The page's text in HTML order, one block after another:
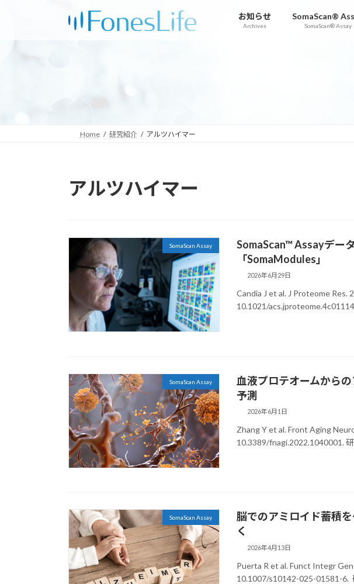
お知らせ
Archives
SomaScan®
SomaScan® Assay
Home 研究紹介 アルツハイマー
アルツハイマー
SomaScan Assay
SomaScan™ Assayデー
「SomaModules」
2026年6月29日
Candia J et al. J Proteome Res.
10.1021/
SomaScan Assay
血液プロテオームから
予測
2026年6月1日
Zhang Y et al. Front Aging
10.3389/fnagi.2022.1040001.
SomaScan Assay
脳でのアミロイド蓄積
く
2026年4月13日
Puerta R et al. Funct Integr
10.1007/s10142-025-01581-6.